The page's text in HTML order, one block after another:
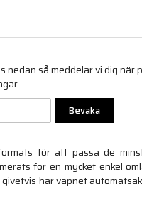
nedan så meddelar vi dig
Bevaka
för att passa de
för en mycket enkel
har vapnet